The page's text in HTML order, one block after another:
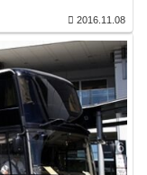
2016.11.08